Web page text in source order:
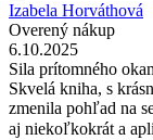
Izabela Horváthová
Overený nákup
6.10.2025
Sila prítomného
Skvelá kniha, s
zmenila pohľad na
aj niekoľkokrát a